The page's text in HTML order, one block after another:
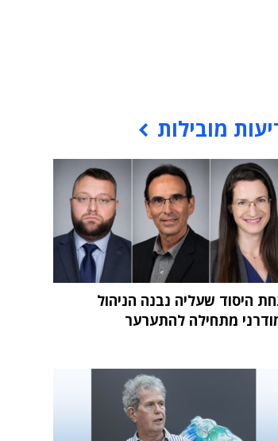
מובילות
היסוד שעליה נבנה הניהול
מתחילה להתערער